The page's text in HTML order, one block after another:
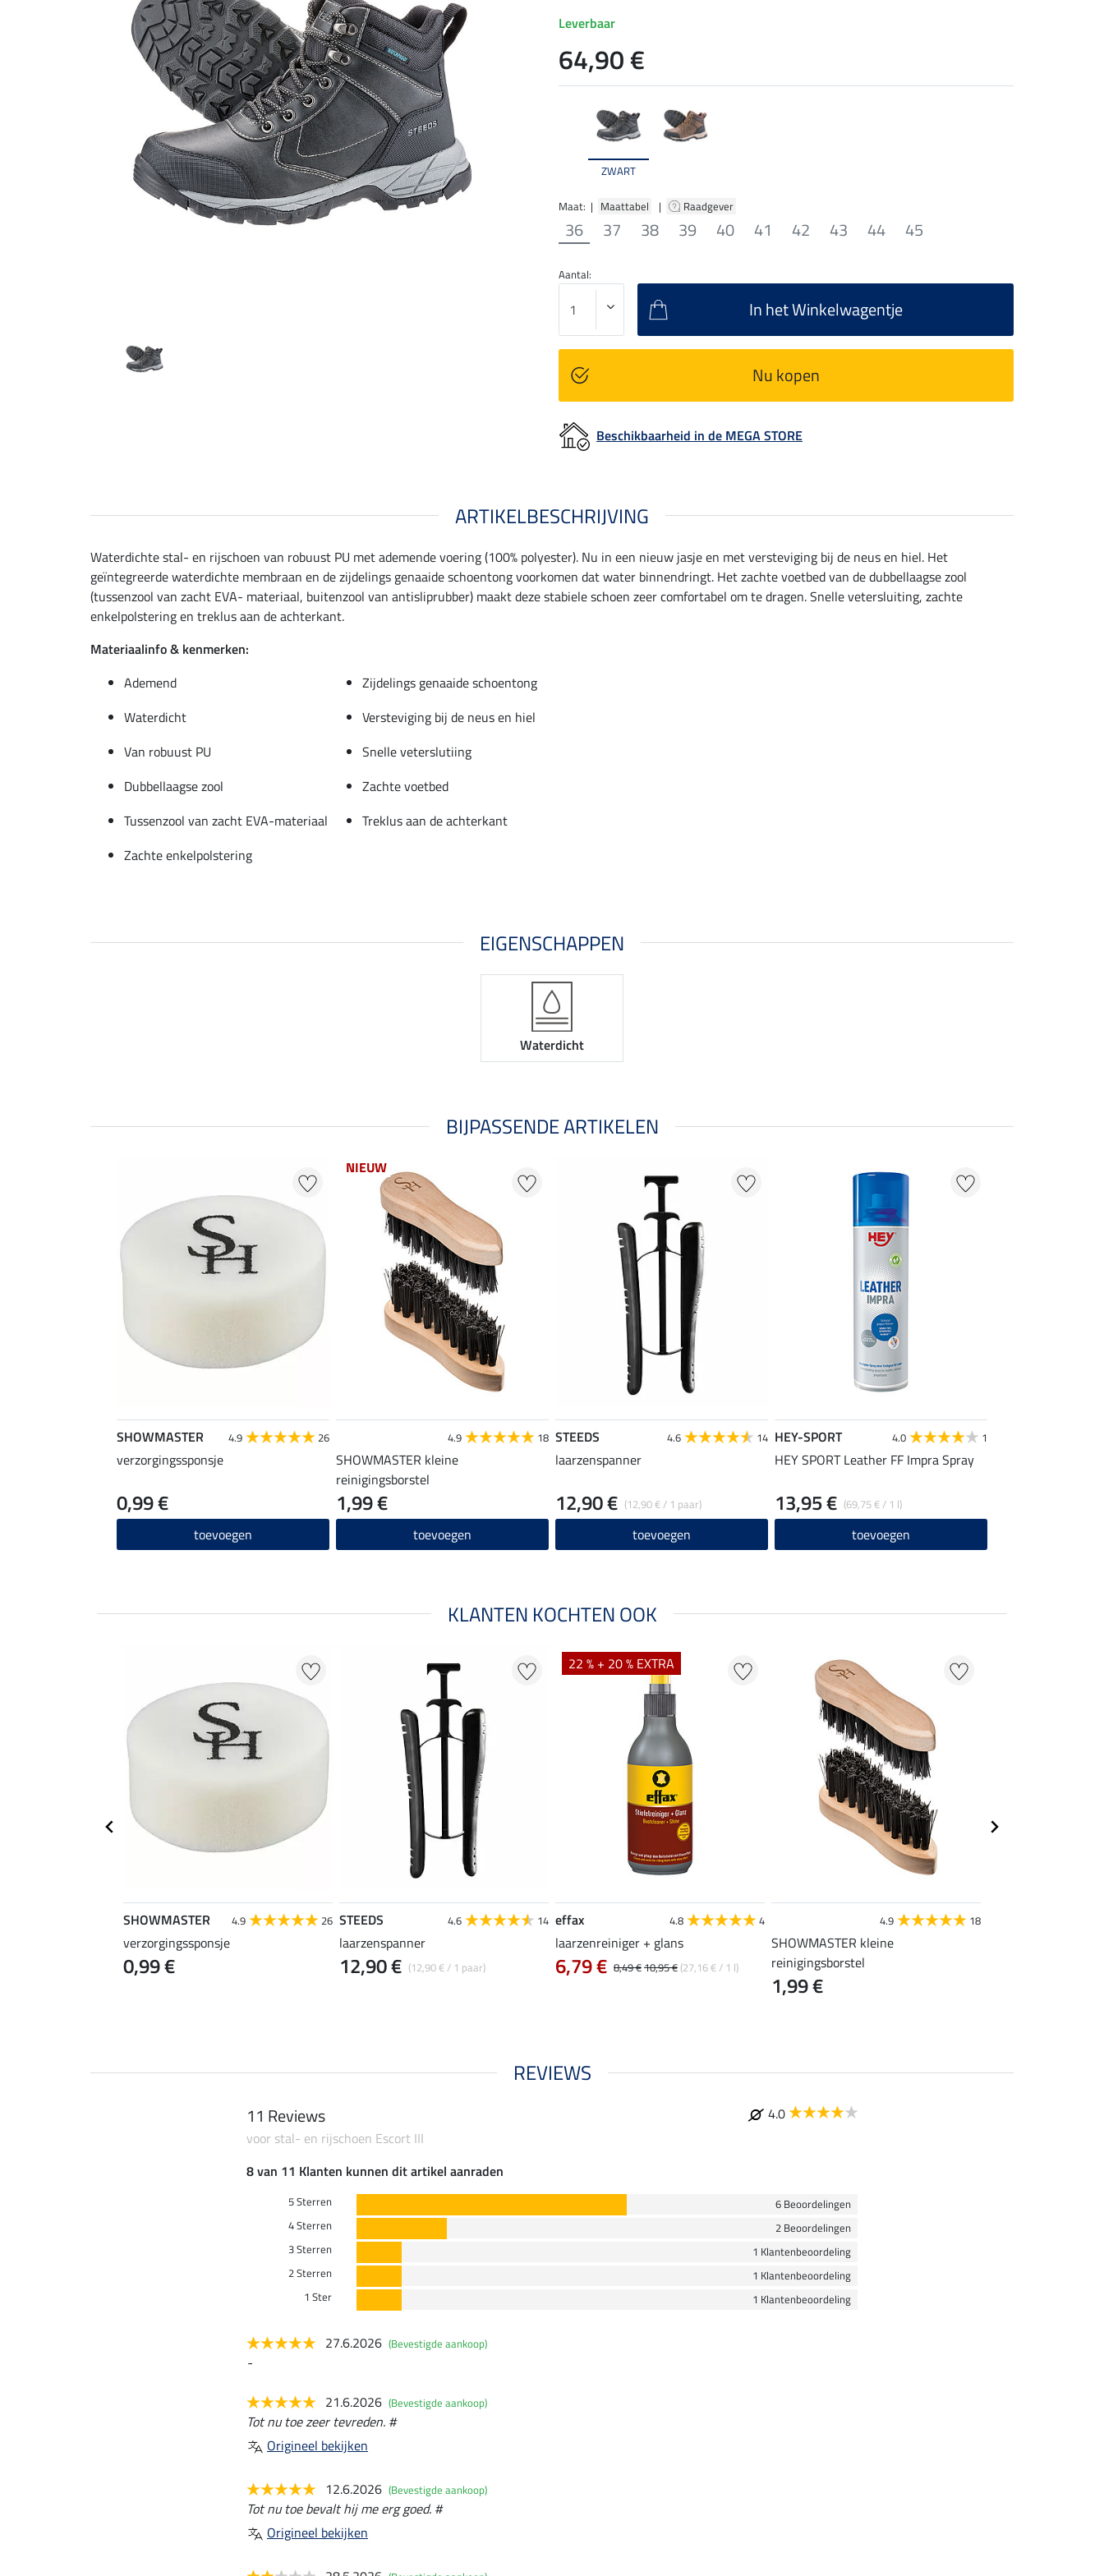
ZWART
Maat: | Maattabel | Raadgever
36 37 38 39 40 41 42 43 44 45
Leverbaar
64,90 €
Aantal:
In het Winkelwagentje
Nu kopen
Beschikbaarheid in de MEGA STORE
ARTIKELBESCHRIJVING
Waterdichte stal- en rijschoen van robuust PU met ademende voering (100% polyester). Nu in een nieuw jasje en met versteviging bij de neus en hiel. Het
geïntegreerde waterdichte membraan en de zijdelings genaaide schoentong voorkomen dat water binnendringt. Het zachte voetbed van de dubbellaagse zool
(tussenzool van zacht EVA- materiaal, buitenzool van antisliprubber) maakt deze stabiele schoen zeer comfortabel om te dragen. Snelle vetersluiting, zachte
enkelpolstering en treklus aan de achterkant.
Materiaalinfo & kenmerken:
Ademend
Zijdelings genaaide schoentong
Waterdicht
Versteviging bij de neus en hiel
Van robuust PU
Snelle veterslutiing
Dubbellaagse zool
Zachte voetbed
Tussenzool van zacht EVA-materiaal
Treklus aan de achterkant
Zachte enkelpolstering
EIGENSCHAPPEN
Waterdicht
BIJPASSENDE ARTIKELEN
SHOWMASTER 4.9 26
verzorgingssponsje
0,99 €
toevoegen
NIEUW
4.9 18
SHOWMASTER kleine
reinigingsborstel
1,99 €
toevoegen
STEEDS 4.6 14
laarzenspanner
(12,90 € / 1 paar)
12,90 €
toevoegen
HEY-SPORT 4.0 1
HEY SPORT Leather FF Impra Spray
(69,75 € / 1 l)
13,95 €
toevoegen
KLANTEN KOCHTEN OOK
SHOWMASTER 4.9 26
verzorgingssponsje
0,99 €
STEEDS 4.6 14
laarzenspanner
(12,90 € / 1 paar)
12,90 €
22 % + 20 % EXTRA
effax 4.8 4
laarzenreiniger + glans
8,49 €10,95 € (27,16 € / 1 l)
6,79 €
4.9 18
SHOWMASTER kleine
reinigingsborstel
1,99 €
REVIEWS
11 Reviews
4.0
voor stal- en rijschoen Escort III
8 van 11 Klanten kunnen dit artikel aanraden
5 Sterren
6 Beoordelingen
4 Sterren
2 Beoordelingen
3 Sterren
1 Klantenbeoordeling
2 Sterren
1 Klantenbeoordeling
1 Ster
1 Klantenbeoordeling
27.6.2026 (Bevestigde aankoop)
-
21.6.2026 (Bevestigde aankoop)
Tot nu toe zeer tevreden. #
Origineel bekijken
12.6.2026 (Bevestigde aankoop)
Tot nu toe bevalt hij me erg goed. #
Origineel bekijken